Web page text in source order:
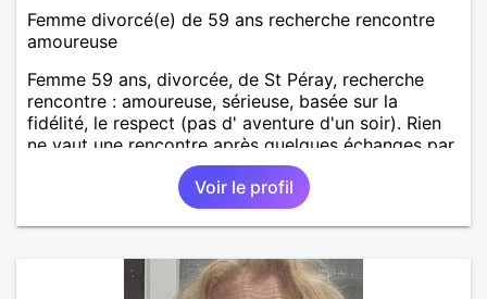
Femme divorcé(e) de 59 ans recherche rencontre
amoureuse
Femme 59 ans, divorcée, de St Péray, recherche
rencontre : amoureuse, sérieuse, basée sur la
fidélité, le respect (pas d' aventure d'un soir). Rien
ne vaut une rencontre après quelques échanges par
messages pour savoir si il y a un feeling entre les
deux et le désir de se revoir. Au plaisir de se
Voir le profil